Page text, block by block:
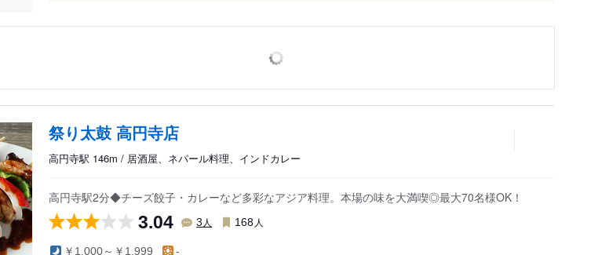
祭り太鼓 高円寺店
高円寺駅 146m / 居酒屋、ネパール料理、インドカレー
高円寺駅2分◆チーズ餃子・カレーなど多彩なアジア料理。本場の味を大満喫◎最大70名様OK！
3.04 3 人 168 人
￥1,000～￥1,999 -